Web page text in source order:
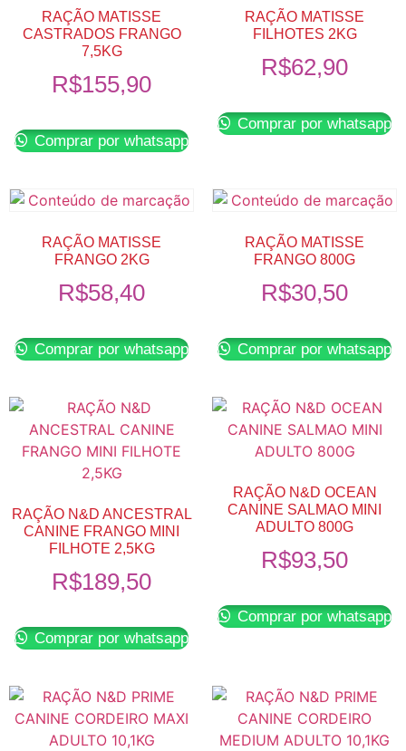
RAÇÃO MATISSE
CASTRADOS FRANGO
7,5KG
R$155,90
Comprar por whatsapp
RAÇÃO MATISSE
FILHOTES 2KG
R$62,90
Comprar por whatsapp
RAÇÃO MATISSE
FRANGO 2KG
R$58,40
Comprar por whatsapp
RAÇÃO MATISSE
FRANGO 800G
R$30,50
Comprar por whatsapp
RAÇÃO N&D ANCESTRAL
CANINE FRANGO MINI
FILHOTE 2,5KG
R$189,50
Comprar por whatsapp
RAÇÃO N&D OCEAN
CANINE SALMAO MINI
ADULTO 800G
R$93,50
Comprar por whatsapp